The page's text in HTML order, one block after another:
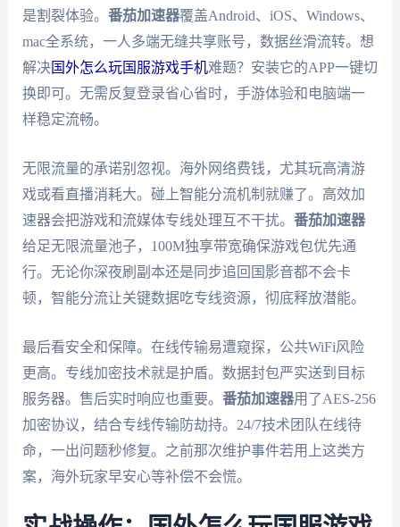
是割裂体验。 番茄加速器覆盖Android、iOS、Windows、
mac全系统，一人多端无缝共享账号，数据丝滑流转。想
解决国外怎么玩国服游戏手机难题？安装它的APP一键切
换即可。无需反复登录省心省时，手游体验和电脑端一
样稳定流畅。
无限流量的承诺别忽视。海外网络费钱，尤其玩高清游
戏或看直播消耗大。碰上智能分流机制就赚了。高效加
速器会把游戏和流媒体专线处理互不干扰。 番茄加速器
给足无限流量池子，100M独享带宽确保游戏包优先通
行。无论你深夜刷副本还是同步追回国影音都不会卡
顿，智能分流让关键数据吃专线资源，彻底释放潜能。
最后看安全和保障。在线传输易遭窥探，公共WiFi风险
更高。专线加密技术就是护盾。数据封包严实送到目标
服务器。售后实时响应也重要。 番茄加速器用了AES-256
加密协议，结合专线传输防劫持。24/7技术团队在线待
命，一出问题秒修复。之前那次维护事件若用上这类方
案，海外玩家早安心等补偿不会慌。